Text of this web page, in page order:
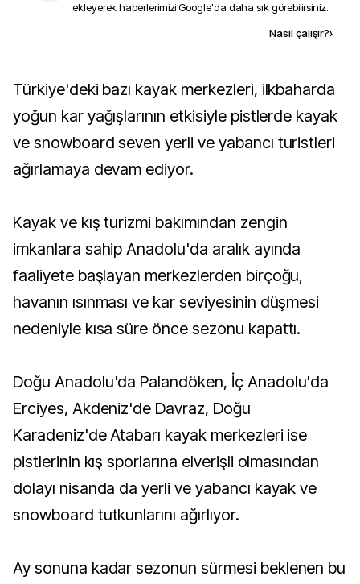
ekleyerek haberlerimizi Google'da daha sık görebilirsiniz.
Nasıl çalışır?›
Türkiye'deki bazı kayak merkezleri, ilkbaharda
yoğun kar yağışlarının etkisiyle pistlerde kayak
ve snowboard seven yerli ve yabancı turistleri
ağırlamaya devam ediyor.
Kayak ve kış turizmi bakımından zengin
imkanlara sahip Anadolu'da aralık ayında
faaliyete başlayan merkezlerden birçoğu,
havanın ısınması ve kar seviyesinin düşmesi
nedeniyle kısa süre önce sezonu kapattı.
Doğu Anadolu'da Palandöken, İç Anadolu'da
Erciyes, Akdeniz'de Davraz, Doğu
Karadeniz'de Atabarı kayak merkezleri ise
pistlerinin kış sporlarına elverişli olmasından
dolayı nisanda da yerli ve yabancı kayak ve
snowboard tutkunlarını ağırlıyor.
Ay sonuna kadar sezonun sürmesi beklenen bu